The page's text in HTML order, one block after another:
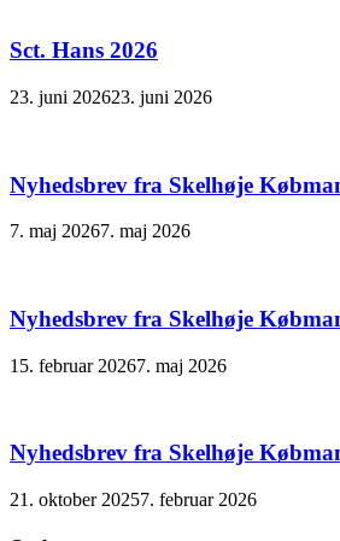
Sct. Hans 2026
23. juni 202623. juni 2026
Nyhedsbrev fra Skelhøje
7. maj 20267. maj 2026
Nyhedsbrev fra Skelhøje
15. februar 20267. maj 2026
Nyhedsbrev fra Skelhøje
21. oktober 20257. februar 2026